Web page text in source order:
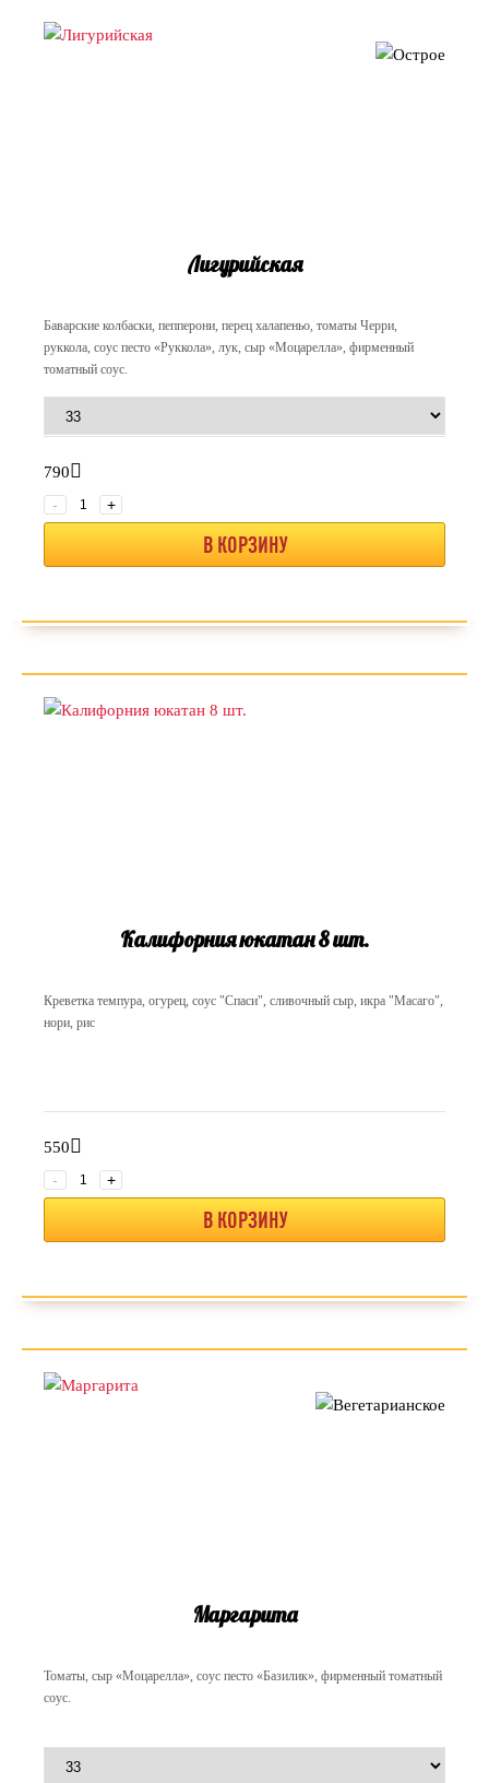
Лигурийская
Баварские колбаски, пепперони, перец халапеньо, томаты Черри,
руккола, соус песто «Руккола», лук, сыр «Моцарелла», фирменный
томатный соус.
790
-
+
В КОРЗИНУ
Калифорния юкатан 8 шт.
Креветка темпура, огурец, соус "Спаси", сливочный сыр, икра "Масаго",
нори, рис
550
-
+
В КОРЗИНУ
Маргарита
Томаты, сыр «Моцарелла», соус песто «Базилик», фирменный томатный
соус.